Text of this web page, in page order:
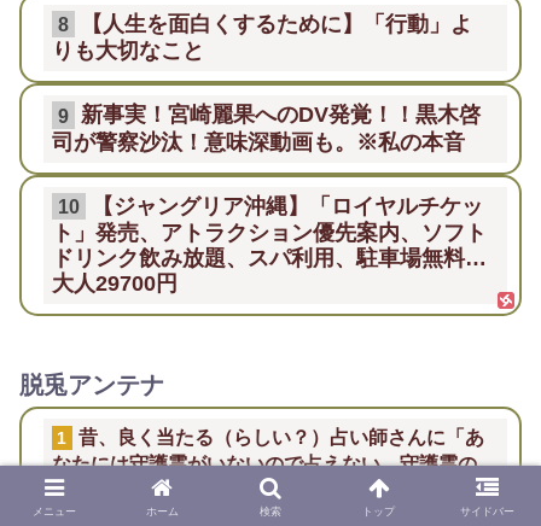
8
【人生を面白くするために】「行動」よ
りも大切なこと
9 新事実！宮崎麗果へのDV発覚！！黒木啓
司が警察沙汰！意味深動画も。※私の本音
10
【ジャングリア沖縄】「ロイヤルチケッ
ト」発売、アトラクション優先案内、ソフト
ドリンク飲み放題、スパ利用、駐車場無料…
大人29700円
脱兎アンテナ
1
昔、良く当たる（らしい？）占い師さんに「あ
なたには守護霊がいないので占えない。守護霊の
替わりに神様があなたを守ってる」と言われた事
があります。【再】
メニュー ホーム 検索 トップ サイドバー